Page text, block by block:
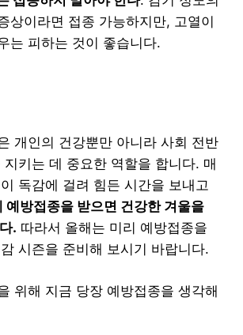
상이라면 접종 가능하지만, 고열이
는 피하는 것이 좋습니다.
개인의 건강뿐만 아니라 사회 전반
지키는 데 중요한 역할을 합니다. 매
독감에 걸려 힘든 시간을 보내고
예방접종을 받으면 건강한 겨울을
. 따라서 올해는 미리 예방접종을
시즌을 준비해 보시기 바랍니다.
위해 지금 당장 예방접종을 생각해